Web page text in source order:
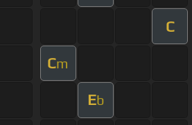
C
Cm
Eb